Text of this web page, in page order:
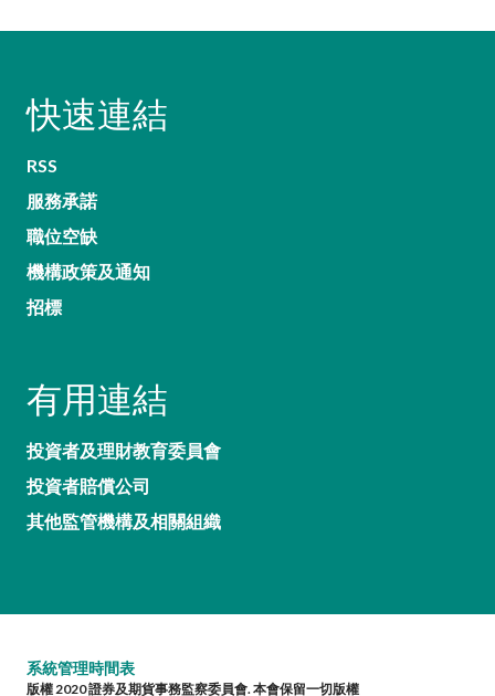
快速連結
RSS
服務承諾
職位空缺
機構政策及通知
招標
有用連結
投資者及理財教育委員會
投資者賠償公司
其他監管機構及相關組織
系統管理時間表
版權 2020 證券及期貨事務監察委員會. 本會保留一切版權